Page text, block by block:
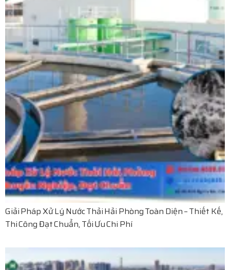
Giải Pháp Xử Lý Nước Thải Hải Phòng Toàn Diện – Thiết Kế,
Thi Công Đạt Chuẩn, Tối Ưu Chi Phí